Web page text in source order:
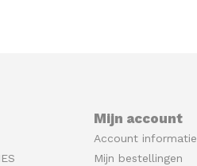
Mijn account
Account informatie
Mijn bestellingen